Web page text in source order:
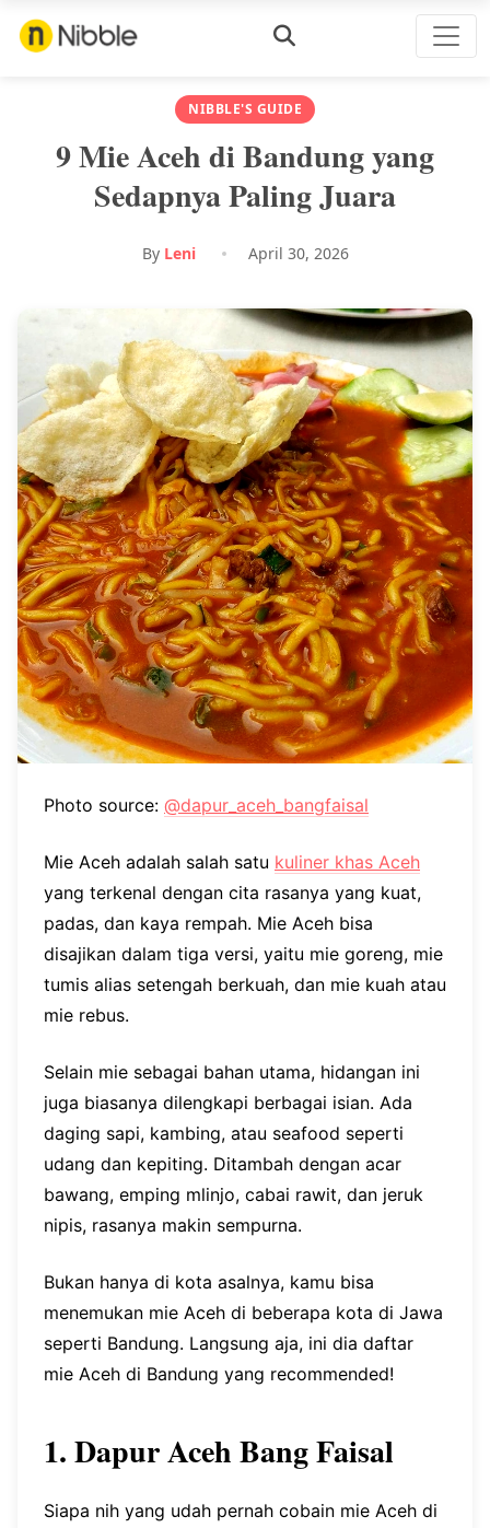
NIBBLE'S GUIDE
9 Mie Aceh di Bandung yang
Sedapnya Paling Juara
By Leni April 30, 2026
Photo source: @dapur_aceh_bangfaisal
Mie Aceh adalah salah satu kuliner khas Aceh
yang terkenal dengan cita rasanya yang kuat,
padas, dan kaya rempah. Mie Aceh bisa
disajikan dalam tiga versi, yaitu mie goreng, mie
tumis alias setengah berkuah, dan mie kuah atau
mie rebus.
Selain mie sebagai bahan utama, hidangan ini
juga biasanya dilengkapi berbagai isian. Ada
daging sapi, kambing, atau seafood seperti
udang dan kepiting. Ditambah dengan acar
bawang, emping mlinjo, cabai rawit, dan jeruk
nipis, rasanya makin sempurna.
Bukan hanya di kota asalnya, kamu bisa
menemukan mie Aceh di beberapa kota di Jawa
seperti Bandung. Langsung aja, ini dia daftar
mie Aceh di Bandung yang recommended!
1. Dapur Aceh Bang Faisal
Siapa nih yang udah pernah cobain mie Aceh di